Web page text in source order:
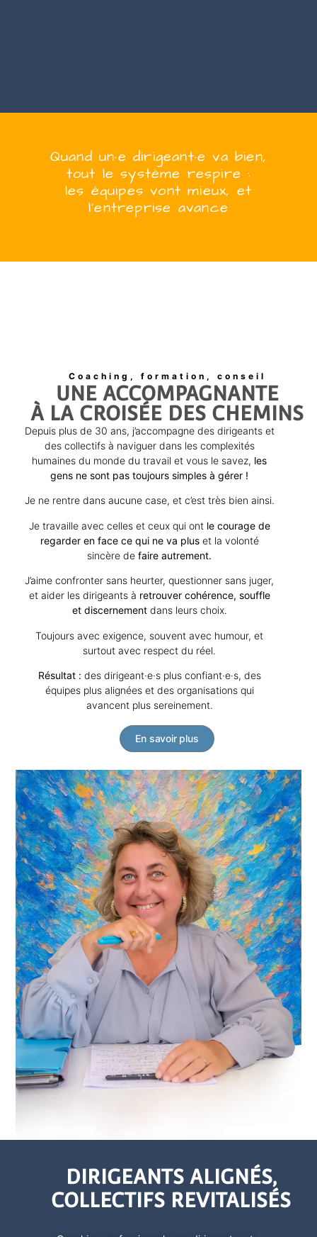
Quandun·e dirigeant·e va bien,
tout le système respire :
les équipes vont mieux, et
l’entreprise avance
Coaching, formation, conseil
UNE ACCOMPAGNANTE
À LA CROISÉE DES CHEMINS
Depuis plus de 30 ans, j’accompagne des dirigeants et
des collectifs à naviguer dans les complexités
humaines du monde du travail et vous le savez, les
gens ne sont pas toujours simples à gérer !
Je ne rentre dans aucune case, et c’est très bien ainsi.
Je travaille avec celles et ceux qui ont le courage de
regarder en face ce qui ne va plus et la volonté
sincère defaire autrement.
J’aime confronter sans heurter, questionner sans juger,
et aider les dirigeants à retrouver cohérence, souffle
et discernementdans leurs choix.
Toujours avec exigence, souvent avec humour, et
surtout avec respect du réel.
Résultat : des dirigeant·e·s plus confiant·e·s, des
équipes plus alignées et des organisations qui
avancent plus sereinement.
En savoir plus
DIRIGEANTS ALIGNÉS,
COLLECTIFS REVITALISÉS